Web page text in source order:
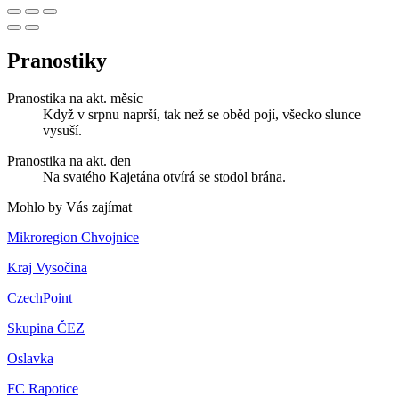
Pranostiky
Pranostika na akt. měsíc
Když v srpnu naprší, tak než se oběd pojí, všecko slunce
vysuší.
Pranostika na akt. den
Na svatého Kajetána otvírá se stodol brána.
Mohlo by Vás zajímat
Mikroregion Chvojnice
Kraj Vysočina
CzechPoint
Skupina ČEZ
Oslavka
FC Rapotice